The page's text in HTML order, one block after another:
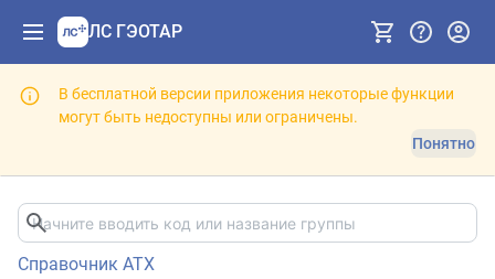
ЛС ГЭОТАР
В бесплатной версии приложения некоторые функции
могут быть недоступны или ограничены.
Понятно
Справочник АТХ